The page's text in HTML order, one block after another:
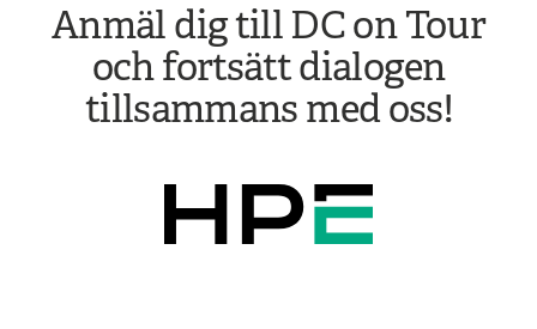
Anmäl dig till DC on Tour
och fortsätt dialogen
tillsammans med oss!